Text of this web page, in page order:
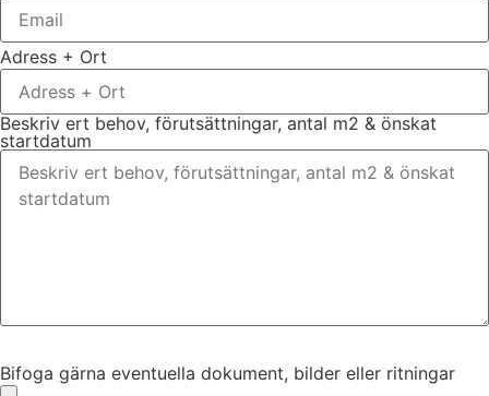
Adress + Ort
Beskriv ert behov, förutsättningar, antal m2 & önskat
startdatum
Bifoga gärna eventuella dokument, bilder eller ritningar